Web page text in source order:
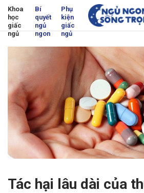
Skip
content
Khoa
học
giấc
ngủ
Bí
quyết
ngủ
ngon
Phụ
kiện
giấc
ngủ
Tác hại lâu dài của